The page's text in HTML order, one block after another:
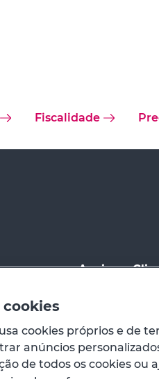
Fiscalidade
Apoio ao
Ajuda
Contactos
cookies
cookies próprios e de
anúncios
de todos os cookies ou